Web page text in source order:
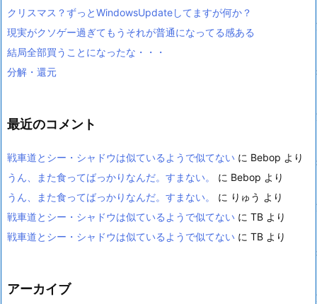
クリスマス？ずっとWindowsUpdateしてますが何か？
現実がクソゲー過ぎてもうそれが普通になってる感ある
結局全部買うことになったな・・・
分解・還元
最近のコメント
戦車道とシー・シャドウは似ているようで似てない に Bebop より
うん、また食ってばっかりなんだ。すまない。
に Bebop より
うん、また食ってばっかりなんだ。すまない。
に りゅう より
戦車道とシー・シャドウは似ているようで似てない に TB より
戦車道とシー・シャドウは似ているようで似てない に TB より
アーカイブ